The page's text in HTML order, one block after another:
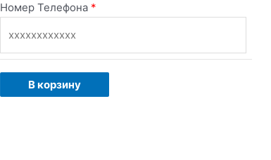
Номер Телефона *
В корзину